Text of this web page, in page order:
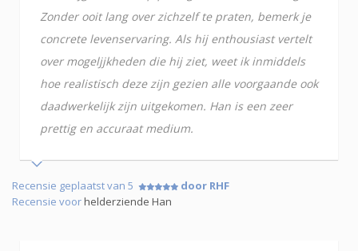
Zonder ooit lang over zichzelf te praten, bemerk je
concrete levenservaring. Als hij enthousiast vertelt
over mogeljjkheden die hij ziet, weet ik inmiddels
hoe realistisch deze zijn gezien alle voorgaande ook
daadwerkelijk zijn uitgekomen. Han is een zeer
prettig en accuraat medium.
Recensie geplaatst van 5
door RHF
Recensie voorhelderziende Han